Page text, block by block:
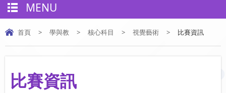
MENU
首頁 > 學與教 > 核心科目 > 視覺藝術 > 比賽資訊
比賽資訊